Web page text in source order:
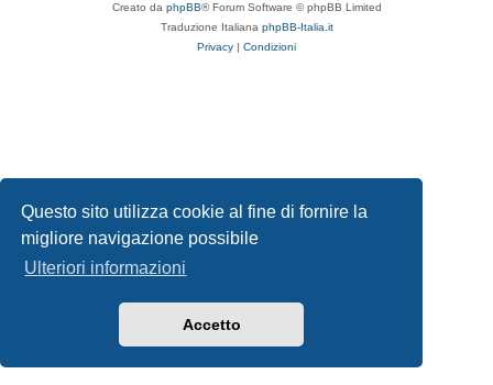
Questo sito utilizza cookie al fine di fornire la
migliore navigazione possibile
Ulteriori informazioni
Accetto
Creato da phpBB® Forum Software © phpBB Limited
Traduzione Italiana phpBB-Italia.it
Privacy | Condizioni